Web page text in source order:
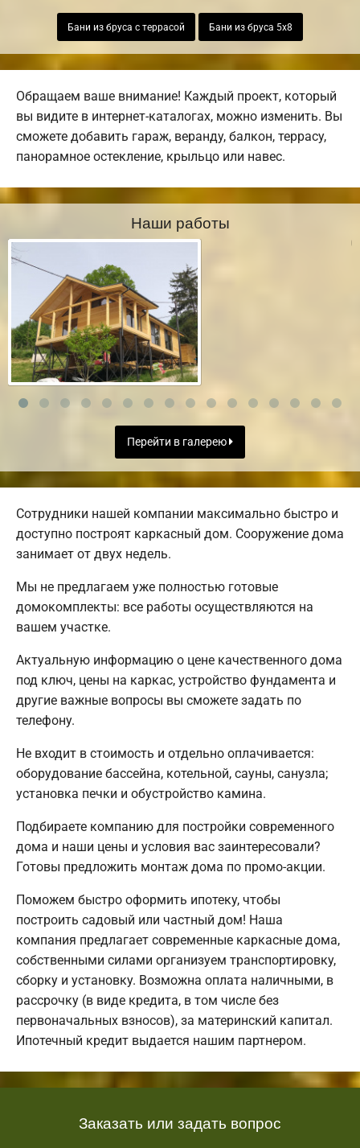
Бани из бруса с террасой Бани из бруса 5х8
Обращаем ваше внимание! Каждый проект, который
вы видите в интернет-каталогах, можно изменить. Вы
сможете добавить гараж, веранду, балкон, террасу,
панорамное остекление, крыльцо или навес.
Наши работы
Перейти в галерею
Сотрудники нашей компании максимально быстро и
доступно построят каркасный дом. Сооружение дома
занимает от двух недель.
Мы не предлагаем уже полностью готовые
домокомплекты: все работы осуществляются на
вашем участке.
Актуальную информацию о цене качественного дома
под ключ, цены на каркас, устройство фундамента и
другие важные вопросы вы сможете задать по
телефону.
Не входит в стоимость и отдельно оплачивается:
оборудование бассейна, котельной, сауны, санузла;
установка печки и обустройство камина.
Подбираете компанию для постройки современного
дома и наши цены и условия вас заинтересовали?
Готовы предложить монтаж дома по промо-акции.
Поможем быстро оформить ипотеку, чтобы
построить садовый или частный дом! Наша
компания предлагает современные каркасные дома,
собственными силами организуем транспортировку,
сборку и установку. Возможна оплата наличными, в
рассрочку (в виде кредита, в том числе без
первоначальных взносов), за материнский капитал.
Ипотечный кредит выдается нашим партнером.
Заказать или задать вопрос